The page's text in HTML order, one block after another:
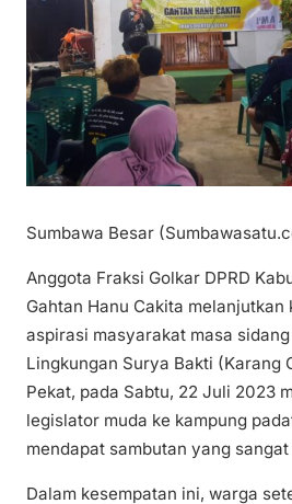
Sumbawa Besar
Anggota Fraksi Golkar DPRD
Gahtan Hanu Cakita melanjutkan
aspirasi masyarakat masa
Lingkungan Surya Bakti (Karang
Pekat, pada Sabtu, 22 Juli 2023
legislator muda ke kampung
mendapat sambutan yang
Dalam kesempatan ini, warga